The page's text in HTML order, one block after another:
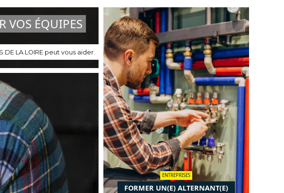
VOS ÉQUIPES
LA LOIRE peut vous aider.
ENTREPRISES
FORMER UN(E) ALTERNANT(E)